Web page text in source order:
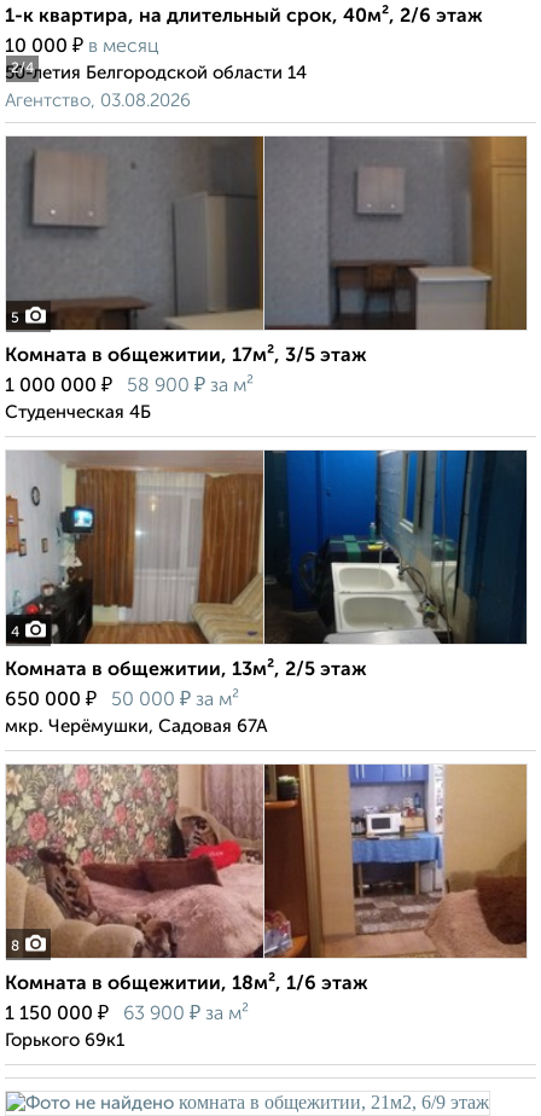
2/4
1-к квартира, на длительный срок, 40м², 2/6 этаж
10 000 ₽ в месяц
50-летия Белгородской области 14
Агентство, 03.08.2026
5
Комната в общежитии, 17м², 3/5 этаж
1 000 000 ₽ 58 900 ₽ за м²
Студенческая 4Б
4
Комната в общежитии, 13м², 2/5 этаж
650 000 ₽ 50 000 ₽ за м²
мкр. Черёмушки, Садовая 67А
8
Комната в общежитии, 18м², 1/6 этаж
1 150 000 ₽ 63 900 ₽ за м²
Горького 69к1